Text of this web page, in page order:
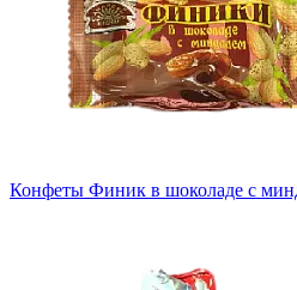
Конфеты Финик в шоколаде с